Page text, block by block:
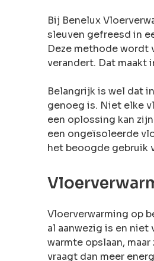
Bij Benelux
sleuven gefreesd in
Deze methode wordt
verandert. Dat maakt
Belangrijk is wel dat
genoeg is. Niet elke
een oplossing kan
een ongeïsoleerde
het beoogde gebruik
Vloerverwarming op
al aanwezig is en
warmte opslaan,
vraagt dan meer